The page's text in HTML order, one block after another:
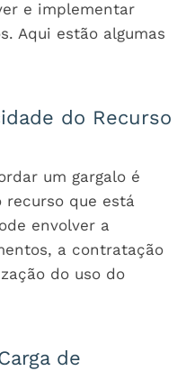
e implementar
Aqui estão algumas
do Recurso
um gargalo é
recurso que está
envolver a
a contratação
do uso do
de